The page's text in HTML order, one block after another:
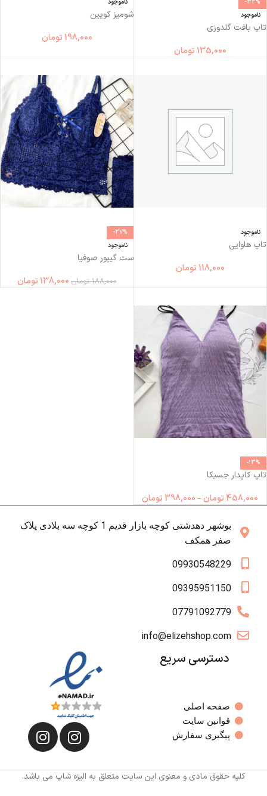
-32%
ناموجود
تاپ بافت گلدوزی
135,000 تومان
ناموجود
شومیز کویین
198,000 تومان
ناموجود
تاپ هاوايي
118,000 تومان
-27%
ناموجود
ست گیپور صوفیا
188,000 تومان 138,000 تومان
-13%
تاپ کاپدار جسیکا
458,000 تومان–
398,000 تومان
بوشهر دهدشتی کوچه بازار قدیم 1 کوچه سه بلادی پلاک
صفر همکف
09930548229
09395951150
07791092779
info@elizehshop.com
دسترسی سریع
صفحه اصلی
قوانین سایت
پیگیری سفارش
کلیه حقوق مادی و معنوی این سایت متعلق به الیزه شاپ می باشد.